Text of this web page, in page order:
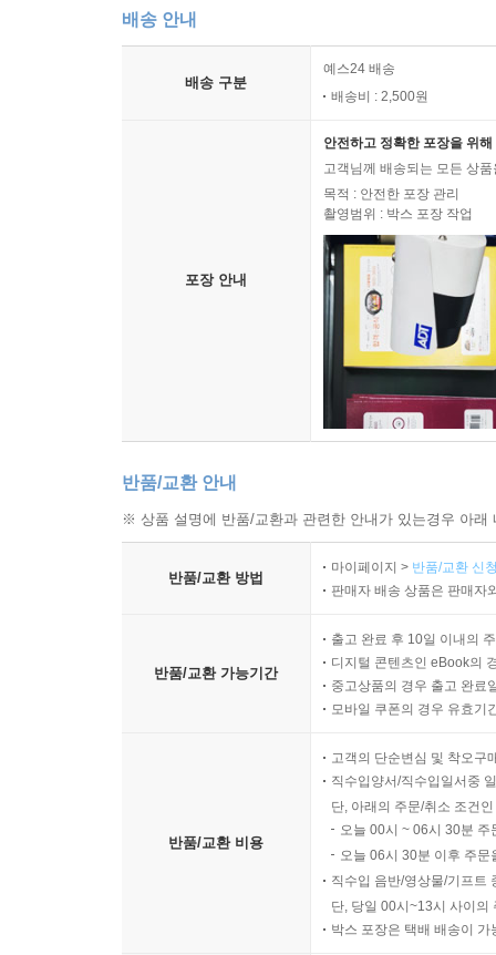
배송 안내
배송 구분
예스24 배송
배송비 : 2,500원
포장 안내
안전하고 정확한 포장을 위
고객님께 배송되는 모든 상
목적 : 안전한 포장 관리
촬영범위 : 박스 포장 작업
반품/교환 안내
※ 상품 설명에 반품/교환과 관련한 안내가 있는경우 아
반품/교환 방법
마이페이지 > 반품/교환 신
판매자 배송 상품은 판매자
반품/교환 가능기간
출고 완료 후 10일 이내의
디지털 콘텐츠인 eBook의
중고상품의 경우 출고 완료
모바일 쿠폰의 경우 유효기
반품/교환 비용
고객의 단순변심 및 착오구
직수입양서/직수입일서중
단, 아래의 주문/취소 조건
오늘 00시 ~ 06시 30분
오늘 06시 30분 이후 주
직수입 음반/영상물/기프트
단, 당일 00시~13시 사이의
박스 포장은 택배 배송이